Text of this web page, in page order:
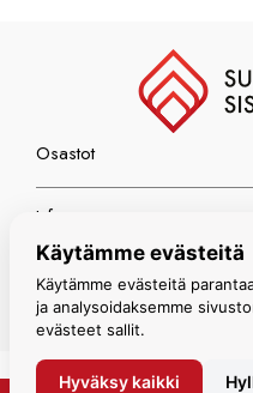
Osastot
Info
Espoon myymälä
Käytämme evästeitä
Käytämme evästeitä
ja analysoidaksemme
evästeet sallit.
Hyväksy kaikki